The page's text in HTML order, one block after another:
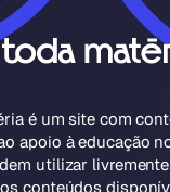
é um site com
apoio à educação
utilizar
conteúdos